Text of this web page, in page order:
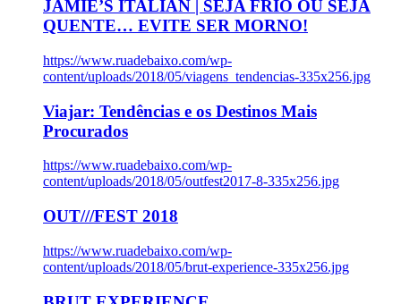
JAMIE’S ITALIAN | SEJA FRIO OU SEJA
QUENTE… EVITE SER MORNO!
https://www.ruadebaixo.com/wp-
content/uploads/2018/05/viagens_tendencias-335x256.jpg
Viajar: Tendências e os Destinos Mais
Procurados
https://www.ruadebaixo.com/wp-
content/uploads/2018/05/outfest2017-8-335x256.jpg
OUT///FEST 2018
https://www.ruadebaixo.com/wp-
content/uploads/2018/05/brut-experience-335x256.jpg